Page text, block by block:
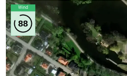
Wind
88